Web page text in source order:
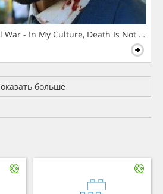
War - In My Culture, Death Is Not The
больше